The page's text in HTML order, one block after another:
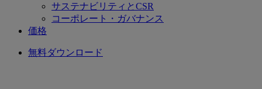
サステナビリティとCSR
コーポレート・ガバナンス
価格
無料ダウンロード